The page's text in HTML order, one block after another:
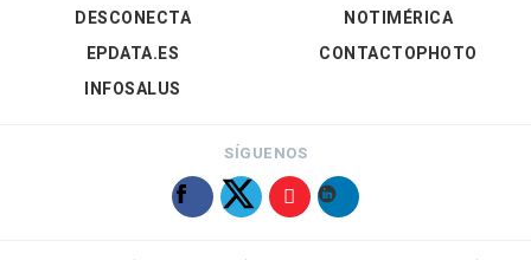
DESCONECTA
EPDATA.ES
INFOSALUS
NOTIMÉRICA
CONTACTOPHOTO
SÍGUENOS